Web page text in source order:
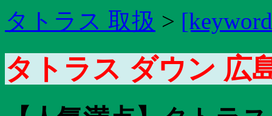
タトラス 取扱 >
タトラス ダウン 広